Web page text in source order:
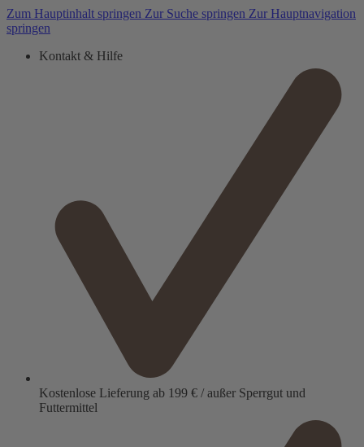
Zum Hauptinhalt springen Zur Suche springen Zur Hauptnavigation
springen
Kontakt & Hilfe
Kostenlose Lieferung ab 199 € / außer Sperrgut und
Futtermittel